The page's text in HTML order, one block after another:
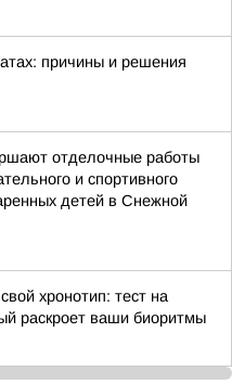
причины и решения
отделочные работы
и спортивного
детей в Снежной
хронотип: тест на
раскроет ваши биоритмы